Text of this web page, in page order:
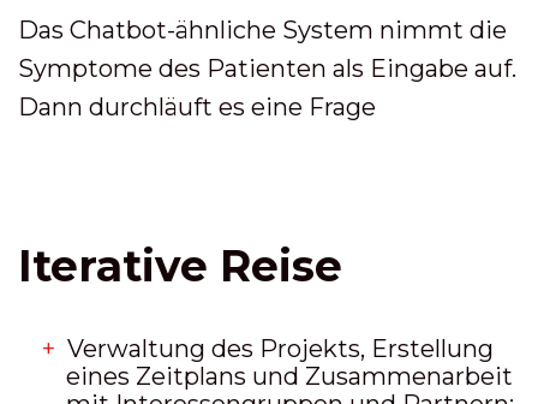
Das Chatbot-ähnliche System nimmt die
Symptome des Patienten als Eingabe auf.
Dann durchläuft es eine Frage
Iterative Reise
Verwaltung des Projekts, Erstellung
eines Zeitplans und Zusammenarbeit